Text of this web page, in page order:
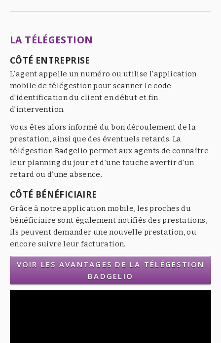
LA TÉLÉGESTION
CÔTÉ ENTREPRISE
L’agent appelle un numéro ou utilise l’application
mobile de télégestion pour scanner le code
d’identification du client en début et fin
d’intervention.
Vous êtes alors informé du bon déroulement de la
prestation, ainsi que des éventuels retards. La
télégestion Badgelio permet aux agents de connaître
leur planning du jour et d’une touche avertir d’un
retard ou d’une absence.
CÔTÉ BÉNÉFICIAIRE
Grâce à notre application mobile, les proches du
bénéficiaire sont également notifiés des prestations,
ils peuvent demander une nouvelle prestation, ou
encore suivre leur facturation.
VOIR LES AVANTAGES DE LA TÉLÉGESTION
BADGELIO